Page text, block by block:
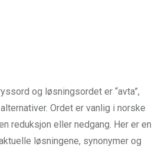
og løsningsordet er “avta”,
Ordet er vanlig i norske
reduksjon eller nedgang. Her er en
løsningene, synonymer og